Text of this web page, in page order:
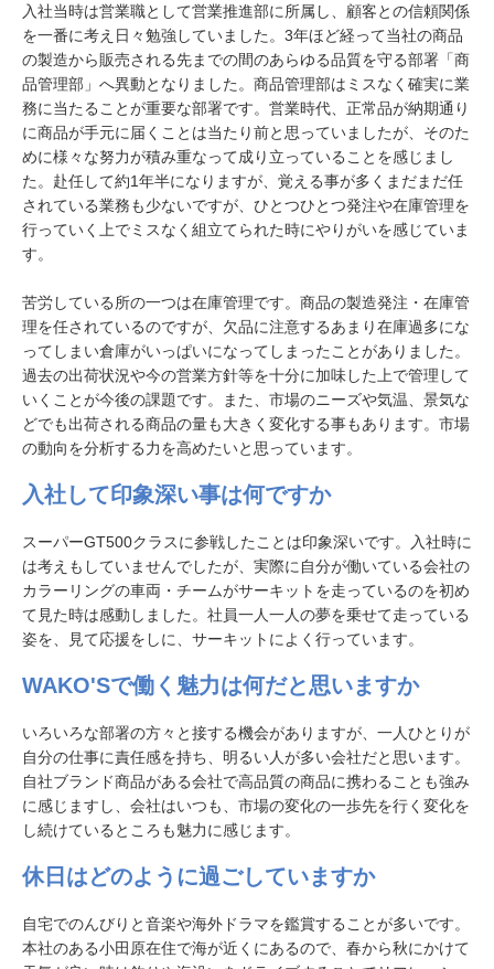
入社当時は営業職として営業推進部に所属し、顧客との信頼関係
を一番に考え日々勉強していました。3年ほど経って当社の商品
の製造から販売される先までの間のあらゆる品質を守る部署「商
品管理部」へ異動となりました。商品管理部はミスなく確実に業
務に当たることが重要な部署です。営業時代、正常品が納期通り
に商品が手元に届くことは当たり前と思っていましたが、そのた
めに様々な努力が積み重なって成り立っていることを感じまし
た。赴任して約1年半になりますが、覚える事が多くまだまだ任
されている業務も少ないですが、ひとつひとつ発注や在庫管理を
行っていく上でミスなく組立てられた時にやりがいを感じていま
す。
苦労している所の一つは在庫管理です。商品の製造発注・在庫管
理を任されているのですが、欠品に注意するあまり在庫過多にな
ってしまい倉庫がいっぱいになってしまったことがありました。
過去の出荷状況や今の営業方針等を十分に加味した上で管理して
いくことが今後の課題です。また、市場のニーズや気温、景気な
どでも出荷される商品の量も大きく変化する事もあります。市場
の動向を分析する力を高めたいと思っています。
入社して印象深い事は何ですか
スーパーGT500クラスに参戦したことは印象深いです。入社時に
は考えもしていませんでしたが、実際に自分が働いている会社の
カラーリングの車両・チームがサーキットを走っているのを初め
て見た時は感動しました。社員一人一人の夢を乗せて走っている
姿を、見て応援をしに、サーキットによく行っています。
WAKO'Sで働く魅力は何だと思いますか
いろいろな部署の方々と接する機会がありますが、一人ひとりが
自分の仕事に責任感を持ち、明るい人が多い会社だと思います。
自社ブランド商品がある会社で高品質の商品に携わることも強み
に感じますし、会社はいつも、市場の変化の一歩先を行く変化を
し続けているところも魅力に感じます。
休日はどのように過ごしていますか
自宅でのんびりと音楽や海外ドラマを鑑賞することが多いです。
本社のある小田原在住で海が近くにあるので、春から秋にかけて